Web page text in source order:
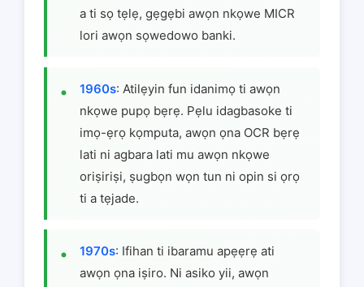
a ti sọ tẹlẹ, gẹgẹbi awọn nkọwe MICR
lori awọn sọwedowo banki.
1960s: Atilẹyin fun idanimọ ti awọn
nkọwe pupọ bẹrẹ. Pẹlu idagbasoke ti
imọ-ẹrọ kọmputa, awọn ọna OCR bẹrẹ
lati ni agbara lati mu awọn nkọwe
oriṣiriṣi, ṣugbọn wọn tun ni opin si ọrọ
ti a tẹjade.
1970s: Ifihan ti ibaramu apẹẹrẹ ati
awọn ọna iṣiro. Ni asiko yii, awọn